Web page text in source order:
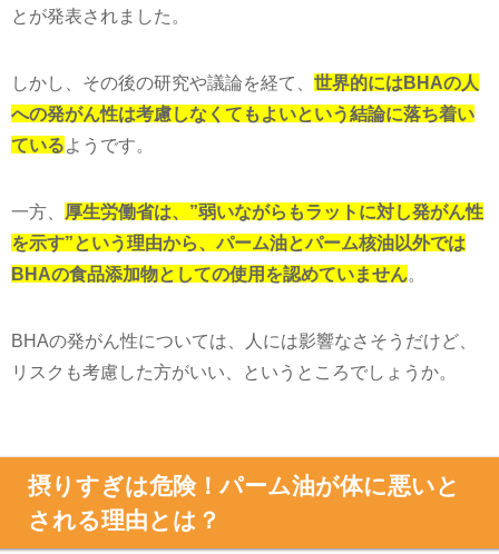
とが発表されました。
しかし、その後の研究や議論を経て、 世界的にはBHAの人
への発がん性は考慮しなくてもよいという結論に落ち着い
ているようです。
一方、
厚生労働省は、”弱いながらもラットに対し発がん性
を示す”という理由から、 パーム油とパーム核油以外では
BHAの食品添加物としての使用を認めていません。
BHAの発がん性については、人には影響なさそうだけど、
リスクも考慮した方がいい、というところでしょうか。
摂りすぎは危険！パーム油が体に悪いと
される理由とは？